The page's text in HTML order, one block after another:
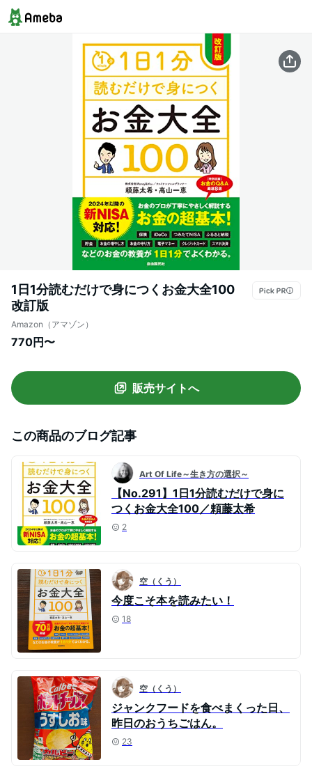
1日1分読むだけで身につくお金大全100
改訂版
Amazon（アマゾン）
770円〜
販売サイトへ
この商品のブログ記事
Art Of Life～生き方の選択～
【No.291】1日1分読むだけで身に
つくお金大全100／頼藤太希
2
空（くう）
今度こそ本を読みたい！
18
空（くう）
ジャンクフードを食べまくった日、
昨日のおうちごはん。
23